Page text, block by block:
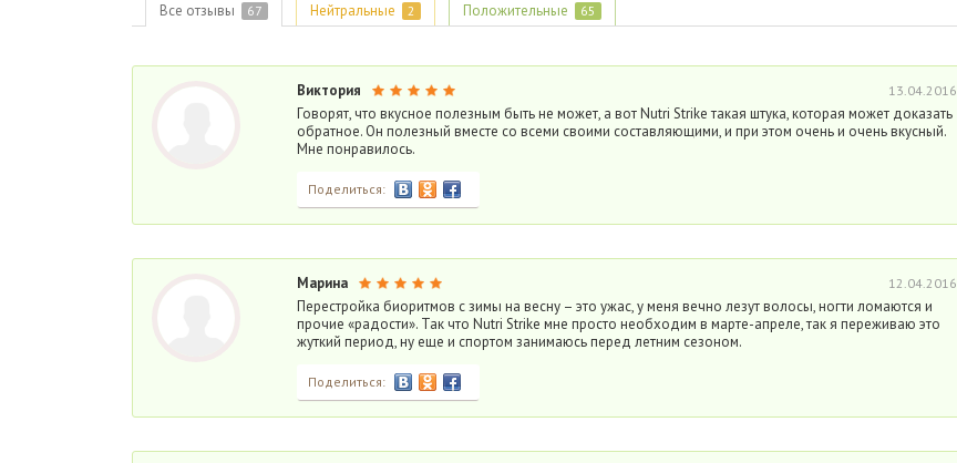
Все отзывы 67 Нейтральные 2 Положительные 65
Виктория 13.04.2016
Говорят, что вкусное полезным быть не может, а вот Nutri Strike такая штука, которая может доказать
обратное. Он полезный вместе со всеми своими составляющими, и при этом очень и очень вкусный.
Мне понравилось.
Поделиться:
Марина 12.04.2016
Перестройка биоритмов с зимы на весну – это ужас, у меня вечно лезут волосы, ногти ломаются и
прочие «радости». Так что Nutri Strike мне просто необходим в марте-апреле, так я переживаю это
жуткий период, ну еще и спортом занимаюсь перед летним сезоном.
Поделиться: